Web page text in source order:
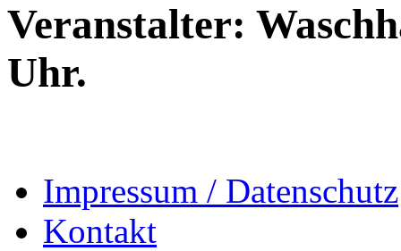
Veranstalter:
Uhr.
Impressum / Datenschutz
Kontakt